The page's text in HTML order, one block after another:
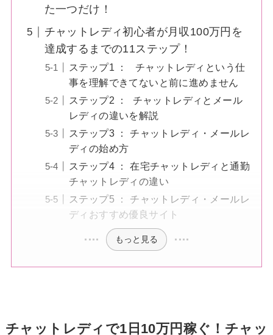
た一つだけ！
チャットレディ初心者が月収100万円を
達成するまでの11ステップ！
ステップ1 ： チャットレディという仕
事を理解できてないと前に進めません
ステップ2 ： チャットレディとメール
レディの違いを解説
ステップ3 ： チャットレディ・メールレ
ディの始め方
ステップ4 ： 在宅チャットレディと通勤
チャットレディの違い
ステップ5 ： チャットレディ・メールレ
ディおすすめ優良サイト
もっと見る
チャットレディで1日10万円稼ぐ！チャッ